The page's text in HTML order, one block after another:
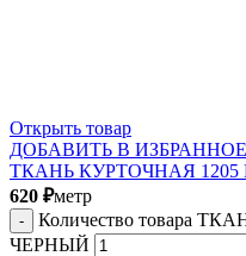
Открыть товар
ДОБАВИТЬ В ИЗБРАННОЕ
ТКАНЬ КУРТОЧНАЯ
620 ₽метр
Количество товара
ЧЕРНЫЙ